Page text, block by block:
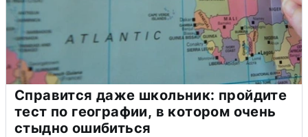
Справится даже школьник: пройдите
тест по географии, в котором очень
стыдно ошибиться